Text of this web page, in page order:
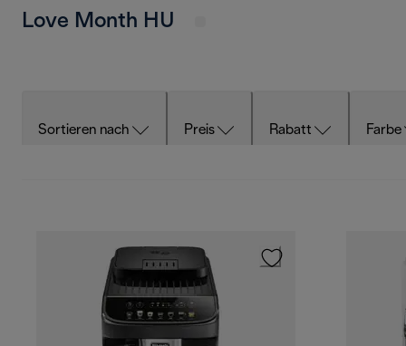
Love Month HU
Sortieren nach Preis Rabatt Farbe